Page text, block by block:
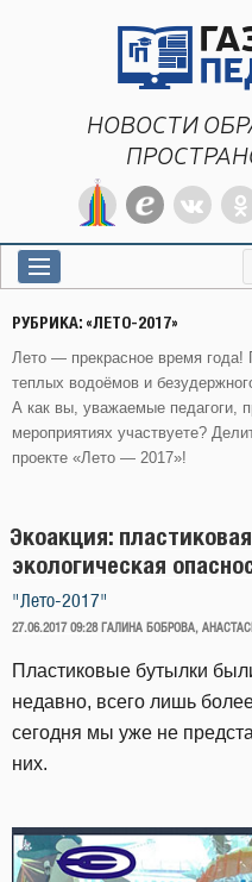
НОВОСТИ
РУБРИКА: «ЛЕТО-2017»
Лето — прекрасное время года!
теплых водоёмов и
А как вы, уважаемые педагоги,
мероприятиях участвуете?
проекте «Лето — 2017»!
Экоакция:
экологическая
"Лето-2017"
ОПУБЛИКОВАНО
27.06.2017 09:28 ГАЛИНА БОБРОВА,
Пластиковые бутылки
недавно, всего лишь
сегодня мы уже не
них.